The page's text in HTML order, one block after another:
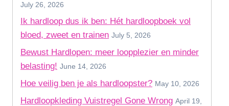
July 26, 2026
Ik hardloop dus ik ben: Hét hardloopboek vol
bloed, zweet en trainen July 5, 2026
Bewust Hardlopen: meer loopplezier en minder
belasting! June 14, 2026
Hoe veilig ben je als hardloopster? May 10, 2026
Hardloopkleding Vuistregel Gone Wrong April 19,